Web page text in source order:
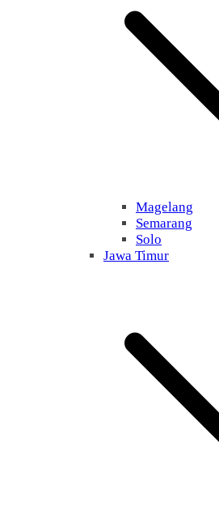
Magelang
Semarang
Solo
Jawa Timur